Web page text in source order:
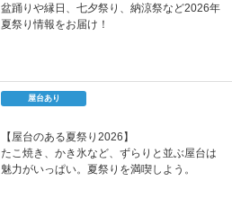
盆踊りや縁日、七夕祭り、納涼祭など2026年
夏祭り情報をお届け！
屋台あり
【屋台のある夏祭り2026】
たこ焼き、かき氷など、ずらりと並ぶ屋台は
魅力がいっぱい。夏祭りを満喫しよう。